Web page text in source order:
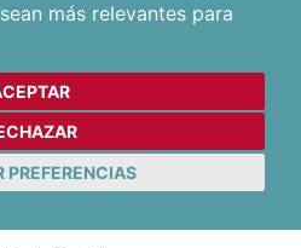
más relevantes para
PREFERENCIAS